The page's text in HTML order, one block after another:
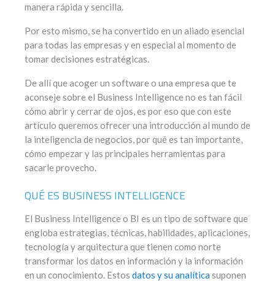
manera rápida y sencilla.
Por esto mismo, se ha convertido en un aliado esencial
para todas las empresas y en especial al momento de
tomar decisiones estratégicas.
De allí que acoger un software o una empresa que te
aconseje sobre el Business Intelligence no es tan fácil
cómo abrir y cerrar de ojos, es por eso que con este
artículo queremos ofrecer una introducción al mundo de
la inteligencia de negocios, por qué es tan importante,
cómo empezar y las principales herramientas para
sacarle provecho.
QUÉ ES BUSINESS INTELLIGENCE
El Business Intelligence o BI es un tipo de software que
engloba estrategias, técnicas, habilidades, aplicaciones,
tecnología y arquitectura que tienen como norte
transformar los datos en información y la información
en un conocimiento. Estos datos y su analíticasuponen